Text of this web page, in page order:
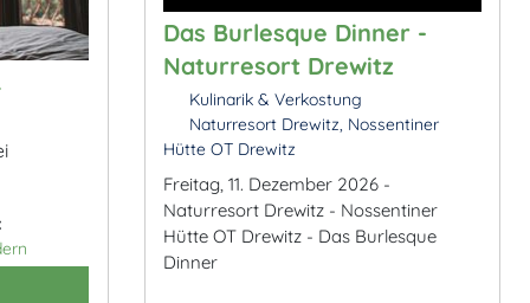
Das Burlesque Dinner -
Naturresort Drewitz
Kulinarik & Verkostung
Naturresort Drewitz, Nossentiner
Hütte OT Drewitz
Freitag, 11. Dezember 2026 -
Naturresort Drewitz - Nossentiner
Hütte OT Drewitz - Das Burlesque
Dinner